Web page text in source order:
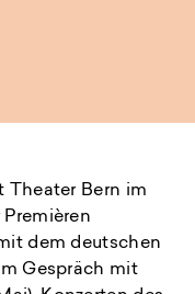
Theater Bern im
dem deutschen
Gespräch mit